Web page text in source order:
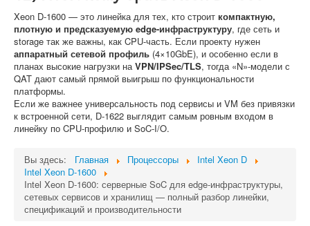
Xeon D-1600 — это линейка для тех, кто строит компактную,
плотную и предсказуемую edge-инфраструктуру, где сеть и
storage так же важны, как CPU-часть. Если проекту нужен
аппаратный сетевой профиль (4×10GbE), и особенно если в
планах высокие нагрузки наVPN/IPSec/TLS, тогда «N»-модели с
QAT дают самый прямой выигрыш по функциональности
платформы.
Если же важнее универсальность под сервисы и VM без привязки
к встроенной сети, D-1622 выглядит самым ровным входом в
линейку по CPU-профилю и SoC-I/O.
Вы здесь: Главная Процессоры
Intel Xeon D
Intel Xeon D-1600
Intel Xeon D-1600: серверные SoC для edge-инфраструктуры,
сетевых сервисов и хранилищ — полный разбор линейки,
спецификаций и производительности